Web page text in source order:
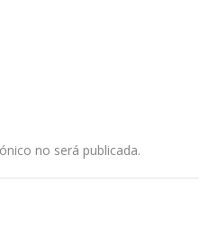
no será publicada.